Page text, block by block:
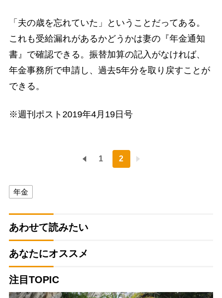
「夫の歳を忘れていた」ということだってある。
これも受給漏れがあるかどうかは妻の『年金通知
書』で確認できる。振替加算の記入がなければ、
年金事務所で申請し、過去5年分を取り戻すことが
できる。
※週刊ポスト2019年4月19日号
1 2
年金
あわせて読みたい
あなたにオススメ
注目TOPIC